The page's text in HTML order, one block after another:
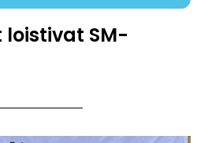
loistivat SM-